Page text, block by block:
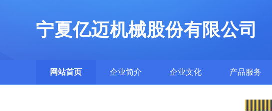
宁夏亿迈机械股份有限公司
网站首页 企业简介 企业文化 产品服务